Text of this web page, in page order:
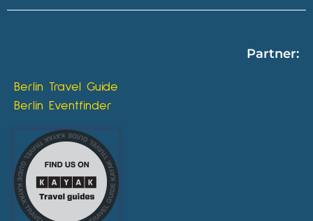
Partner:
Berlin Travel Guide
Berlin Eventfinder